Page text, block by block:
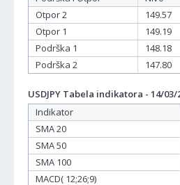
Otpor 2
149.57
Otpor 1
149.19
Podrška 1
148.18
Podrška 2
147.80
USDJPY Tabela indikatora - 14/03/
Indikator
SMA 20
SMA 50
SMA 100
MACD( 12;26;9)